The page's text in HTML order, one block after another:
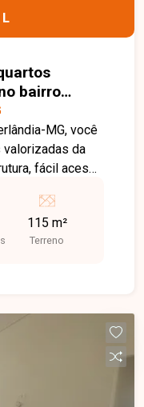
contato e
bairro
MG
MG, você
valorizadas da
fácil acesso
restaurantes,
de vida.
de apoio
Os
oferecendo
dia. Uma
busca morar
115 m²
Terreno